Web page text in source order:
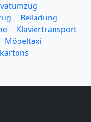
Beiladung
Klaviertransport
Möbeltaxi